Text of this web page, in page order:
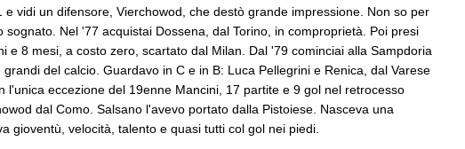
e vidi un difensore, Vierchowod, che destò grande impressione. Non so per
sognato. Nel '77 acquistai Dossena, dal Torino, in comproprietà. Poi presi
e 8 mesi, a costo zero, scartato dal Milan. Dal '79 cominciai alla Sampdoria
grandi del calcio. Guardavo in C e in B: Luca Pellegrini e Renica, dal Varese
l'unica eccezione del 19enne Mancini, 17 partite e 9 gol nel retrocesso
dal Como. Salsano l'avevo portato dalla Pistoiese. Nasceva una
gioventù, velocità, talento e quasi tutti col gol nei piedi.